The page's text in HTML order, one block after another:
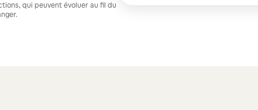
qui peuvent évoluer au fil du